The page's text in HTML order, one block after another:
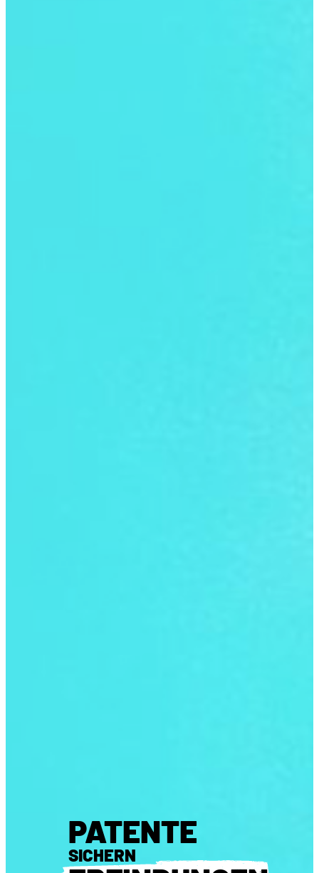
PATENTE
SICHERN